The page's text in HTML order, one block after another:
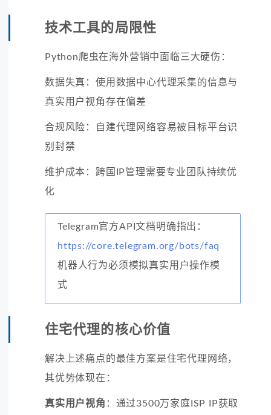
技术工具的局限性
Python爬虫在海外营销中面临三大硬伤：
数据失真：使用数据中心代理采集的信息与
真实用户视角存在偏差
合规风险：自建代理网络容易被目标平台识
别封禁
维护成本：跨国IP管理需要专业团队持续优
化
Telegram官方API文档明确指出：
https://core.telegram.org/bots/faq
机器人行为必须模拟真实用户操作模
式
住宅代理的核心价值
解决上述痛点的最佳方案是住宅代理网络，
其优势体现在：
真实用户视角 ：通过3500万家庭ISP IP获取